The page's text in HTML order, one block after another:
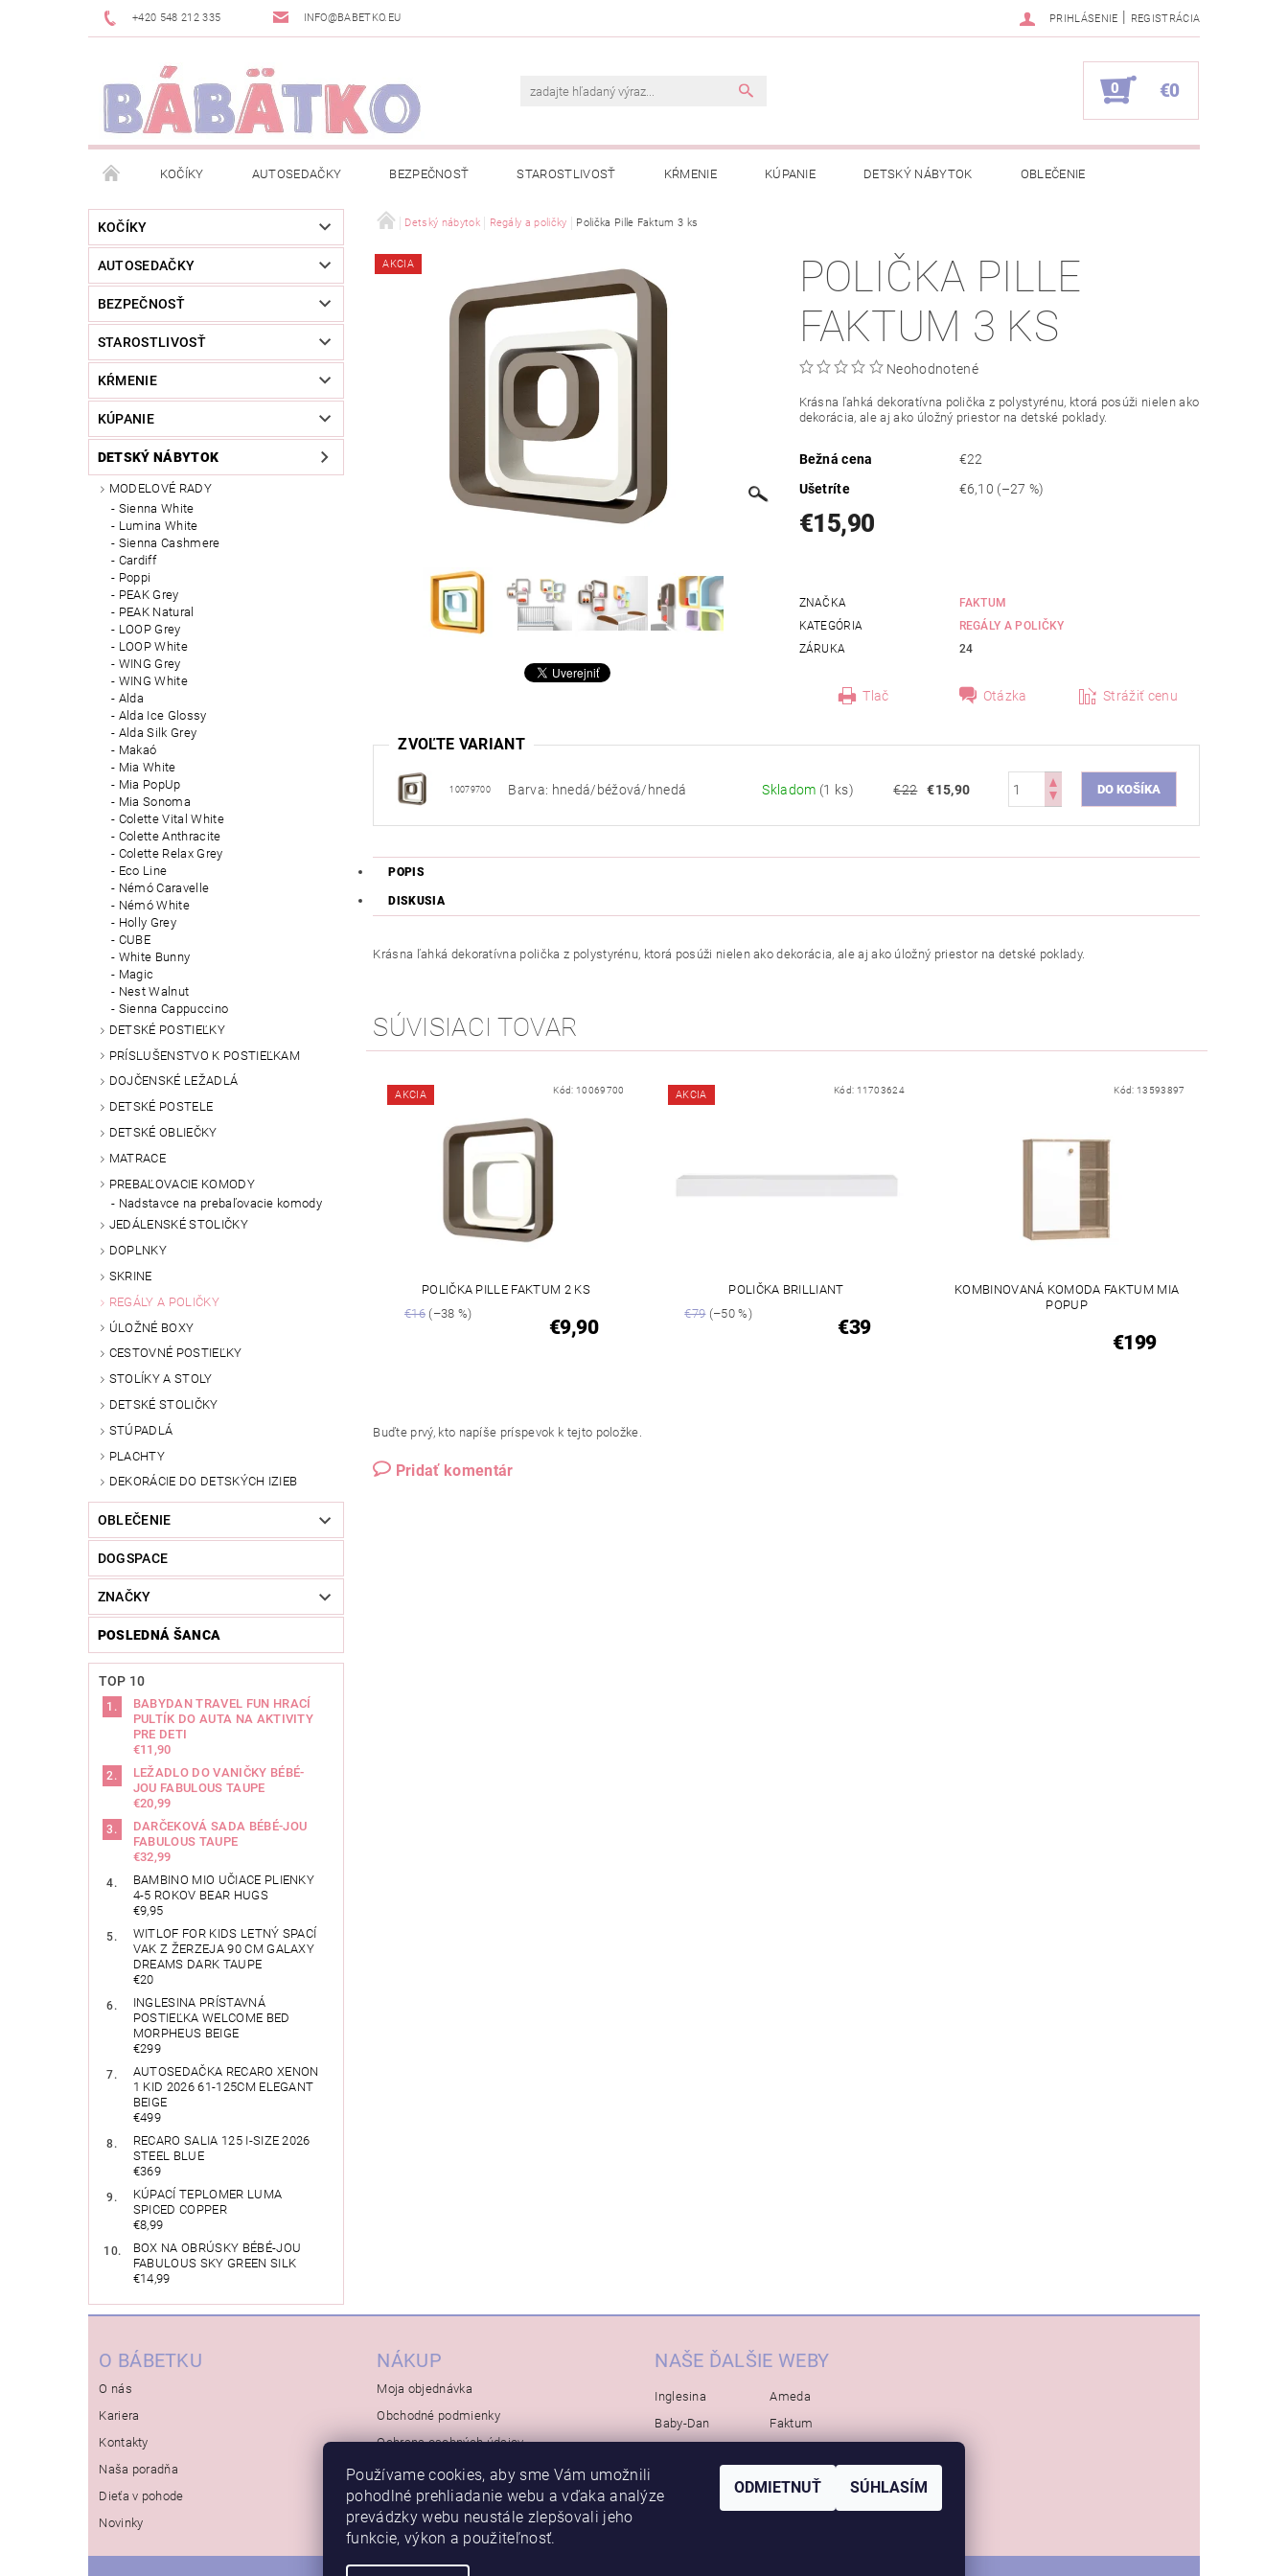
+420 548 212 335 INFO@BABETKO.EU PRIHLÁSENIE | REGISTRÁCIA
0 €0
KOČÍKY AUTOSEDAČKY BEZPEČNOSŤ STAROSTLIVOSŤ KŔMENIE KÚPANIE DETSKÝ NÁBYTOK OBLEČENIE
DOGSPACE POSLEDNÁ ŠANCA OBCHODNÉ PODMIENKY OCHRANA OSOBNÝCH ÚDAJOV
NOVINKY MOJA OBJEDNÁVKA
KOČÍKY
AUTOSEDAČKY
BEZPEČNOSŤ
STAROSTLIVOSŤ
KŔMENIE
KÚPANIE
DETSKÝ NÁBYTOK
MODELOVÉ RADY
Sienna White
Lumina White
Sienna Cashmere
Cardiff
Poppi
PEAK Grey
PEAK Natural
LOOP Grey
LOOP White
WING Grey
WING White
Alda
Alda Ice Glossy
Alda Silk Grey
Makaó
Mia White
Mia PopUp
Mia Sonoma
Colette Vital White
Colette Anthracite
Colette Relax Grey
Eco Line
Némó Caravelle
Némó White
Holly Grey
CUBE
White Bunny
Magic
Nest Walnut
Sienna Cappuccino
DETSKÉ POSTIEĽKY
PRÍSLUŠENSTVO K POSTIEĽKAM
DOJČENSKÉ LEŽADLÁ
DETSKÉ POSTELE
DETSKÉ OBLIEČKY
MATRACE
PREBAĽOVACIE KOMODY
Nadstavce na prebaľovacie komody
JEDÁLENSKÉ STOLIČKY
DOPLNKY
SKRINE
REGÁLY A POLIČKY
ÚLOŽNÉ BOXY
CESTOVNÉ POSTIEĽKY
STOLÍKY A STOLY
DETSKÉ STOLIČKY
STÚPADLÁ
PLACHTY
DEKORÁCIE DO DETSKÝCH IZIEB
OBLEČENIE
DOGSPACE
ZNAČKY
POSLEDNÁ ŠANCA
TOP 10
BABYDAN TRAVEL FUN HRACÍ
PULTÍK DO AUTA NA AKTIVITY
PRE DETI
€11,90
LEŽADLO DO VANIČKY BÉBÉ-
JOU FABULOUS TAUPE
€20,99
DARČEKOVÁ SADA BÉBÉ-JOU
FABULOUS TAUPE
€32,99
BAMBINO MIO UČIACE PLIENKY
4-5 ROKOV BEAR HUGS
€9,95
WITLOF FOR KIDS LETNÝ SPACÍ
VAK Z ŽERZEJA 90 CM GALAXY
DREAMS DARK TAUPE
€20
INGLESINA PRÍSTAVNÁ
POSTIEĽKA WELCOME BED
MORPHEUS BEIGE
€299
AUTOSEDAČKA RECARO XENON
1 KID 2026 61-125CM ELEGANT
BEIGE
€499
RECARO SALIA 125 I-SIZE 2026
STEEL BLUE
€369
KÚPACÍ TEPLOMER LUMA
SPICED COPPER
€8,99
BOX NA OBRÚSKY BÉBÉ-JOU
FABULOUS SKY GREEN SILK
€14,99
Detský nábytok Regály a poličky Polička Pille Faktum 3 ks
AKCIA
POLIČKA PILLE
FAKTUM 3 KS
Neohodnotené
Krásna ľahká dekoratívna polička z polystyrénu, ktorá posúži nielen ako
dekorácia, ale aj ako úložný priestor na detské poklady.
Bežná cena
€22
Ušetríte
€6,10 (–27 %)
€15,90
ZNAČKA
FAKTUM
KATEGÓRIA
REGÁLY A POLIČKY
ZÁRUKA
24
Tlač Otázka Strážiť cenu
ZVOĽTE VARIANT
10079700 Barva: hnedá/béžová/hnedá Skladom (1 ks) €22 €15,90
POPIS
DISKUSIA
Krásna ľahká dekoratívna polička z polystyrénu, ktorá posúži nielen ako dekorácia, ale aj ako úložný priestor na detské poklady.
SÚVISIACI TOVAR
AKCIA Kód: 10069700
POLIČKA PILLE FAKTUM 2 KS
€16(–38 %)
€9,90
AKCIA Kód: 11703624
POLIČKA BRILLIANT
€79(–50 %)
€39
Kód: 13593897
KOMBINOVANÁ KOMODA FAKTUM MIA
POPUP
€199
Buďte prvý, kto napíše príspevok k tejto položke.
Pridať komentár
O BÁBETKU
O nás
Kariera
Kontakty
Naša poradňa
Dieťa v pohode
Novinky
NÁKUP
Moja objednávka
Obchodné podmienky
Ochrana osobných údajov
NAŠE ĎALŠIE WEBY
Inglesina
Baby-Dan
Avova
Ameda
Faktum
Bambino-Mio
Používame cookies, aby sme Vám umožnili
pohodlné prehliadanie webu a vďaka analýze
prevádzky webu neustále zlepšovali jeho
funkcie, výkon a použiteľnosť.
ODMIETNUŤ SÚHLASÍM